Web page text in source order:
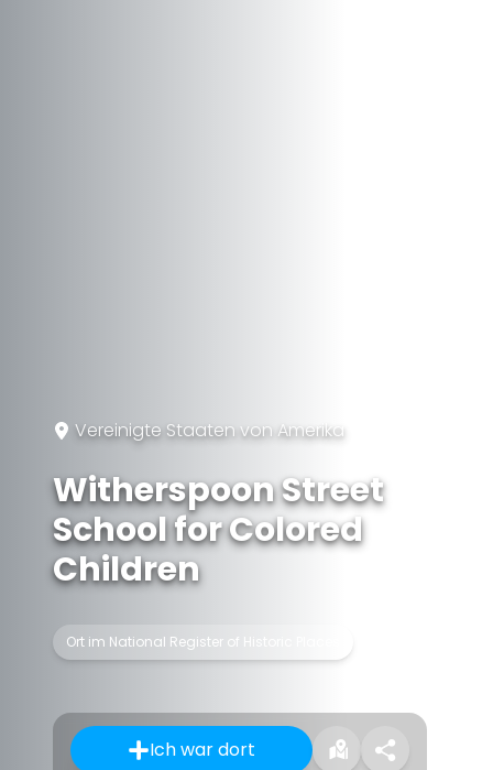
Vereinigte Staaten von Amerika
Witherspoon Street
School for Colored
Children
Ort im National Register of Historic Places
Ich war dort